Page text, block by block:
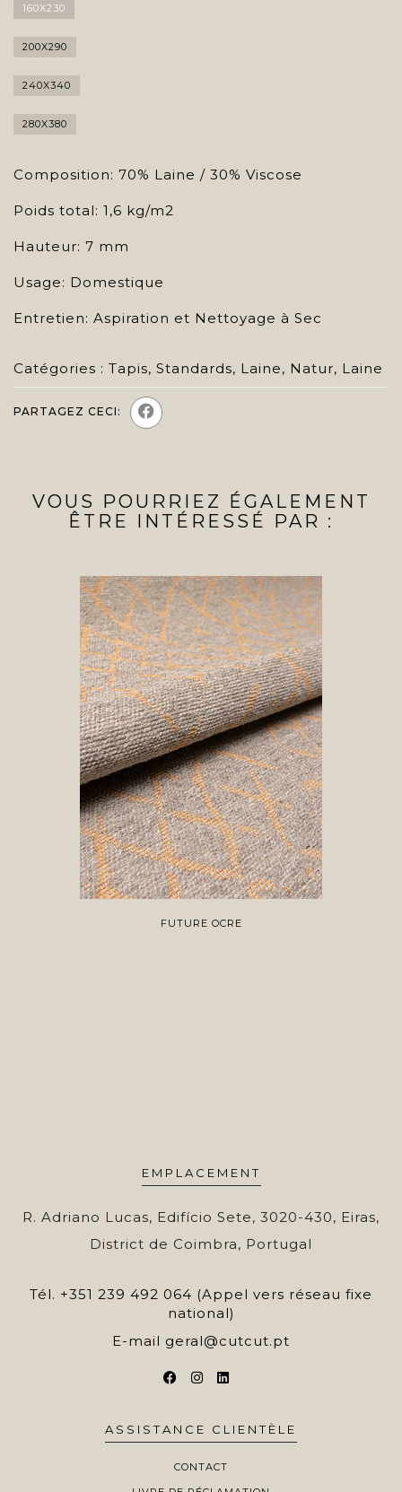
160X230
200X290
240X340
280X380
Composition: 70% Laine / 30% Viscose
Poids total: 1,6 kg/m2
Hauteur: 7 mm
Usage: Domestique
Entretien: Aspiration et Nettoyage à Sec
Catégories : Tapis, Standards, Laine, Natur, Laine
PARTAGEZ CECI:
VOUS POURRIEZ ÉGALEMENT
ÊTRE INTÉRESSÉ PAR :
FUTURE OCRE
EMPLACEMENT
R. Adriano Lucas, Edifício Sete, 3020-430, Eiras,
District de Coimbra, Portugal
Tél. +351 239 492 064 (Appel vers réseau fixe
national)
E-mail geral@cutcut.pt
ASSISTANCE CLIENTÈLE
CONTACT